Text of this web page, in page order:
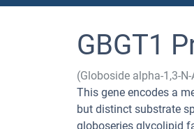
GBGT1
(Globoside alpha-1,3-
This gene encodes a
but distinct substrate
globoseries glycolipid